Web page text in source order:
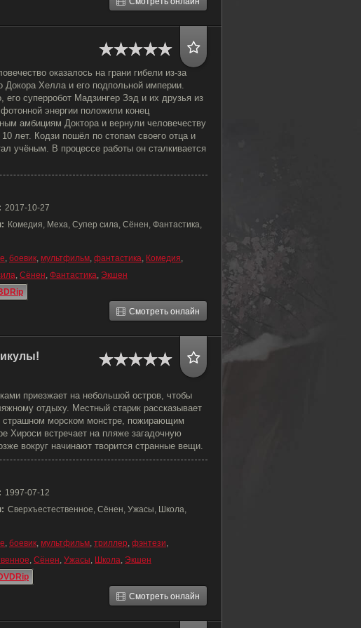
оказалось на грани гибели из-за
Докора Хелла и его подпольной империи.
его суперробот Мадзингер Зэд и их друзья из
энергии положили конец
амбициям Доктора и вернули человечеству
лет. Кодзи пошёл по стопам своего отца и
учёным. В процессе работы он сталкивается
2017-10-27
Комедия, Меха, Супер сила, Сёнен, Фантастика,
, боевик, мультфильм, фантастика, Комедия,
, Сёнен, Фантастика, Экшен
Смотреть онлайн
приезжает на небольшой остров, чтобы
отдыху. Местный старик рассказывает
страшном морском монстре, пожирающим
Хироси встречает на пляже загадочную
вокруг начинают творится странные вещи.
1997-07-12
Сверхъестественное, Сёнен, Ужасы, Школа,
, боевик, мультфильм, триллер, фэнтези,
, Сёнен, Ужасы, Школа, Экшен
Смотреть онлайн